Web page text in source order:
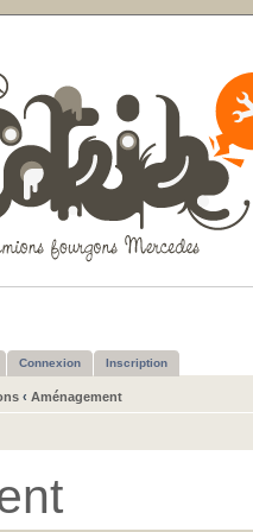
Connexion Inscription
‹ Aménagement